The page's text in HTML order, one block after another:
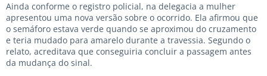
Ainda conforme o registro policial, na delegacia a mulher
apresentou uma nova versão sobre o ocorrido. Ela afirmou que
o semáforo estava verde quando se aproximou do cruzamento
e teria mudado para amarelo durante a travessia. Segundo o
relato, acreditava que conseguiria concluir a passagem antes
da mudança do sinal.